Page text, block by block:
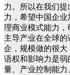
力。所以在我们
力，希望中国企
理商业模式能力
主导产业在全球
企，规模做的很
语权和影响力是
量、产业控制能